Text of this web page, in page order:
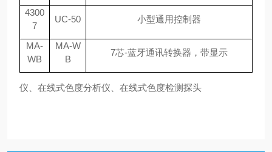
4300
7
UC-50 小型通用控制器
MA-
WB
MA-W
B
7芯-蓝牙通讯转换器，带显示
仪、在线式色度分析仪、在线式色度检测探头